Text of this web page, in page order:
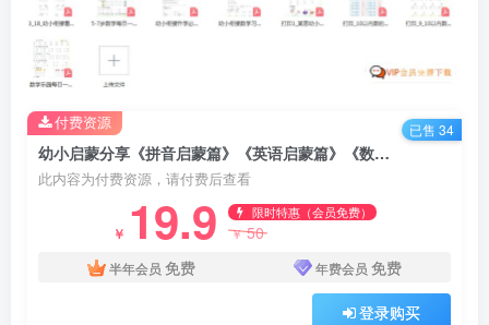
幼小启蒙分享《拼音启蒙篇》《英语启蒙篇》《数学启蒙篇》三合一资料包百度网盘下载
此内容为付费资源，请付费后查看
￥ 19.9 限时特惠（会员免费）
￥50
半年会员 免费 年费会员 免费
登录购买
付费资源 已售 34